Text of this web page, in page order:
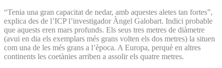
“Tenia una gran capacitat de nedar, amb aquestes aletes tan fortes”,
explica des de l’ICP l’investigador Àngel Galobart. Indici probable
que aquests eren mars profunds. Els seus tres metres de diàmetre
(avui en dia els exemplars més grans volten els dos metres) la situen
com una de les més grans a l’època. A Europa, perquè en altres
continents les coetànies arriben a assolir els quatre metres.